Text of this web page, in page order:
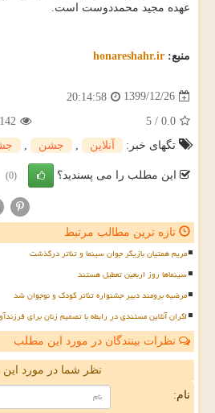
عهده مجید محمددوست است.
منبع: honareshahr.ir
1399/12/26
20:14:58
0.0
/
5
تگهای خبر:
آنلاین , جشن ,
این مطلب را می پسندید؟ (0)
تازه ترین مطالب مرتبط
مریم همتیان بازیگر جوان سینما و تئاتر درگذشت
سینماها روز اربعین تعطیل هستند
مرضیه برومند دبیر جشنواره تئاتر کودک و نوجوان شد
اکران آنلاین مستندی در رابطه با تصمیم زنان برای
نظرات بینندگان در مورد این مطلب
نظر شما در مورد
نام: